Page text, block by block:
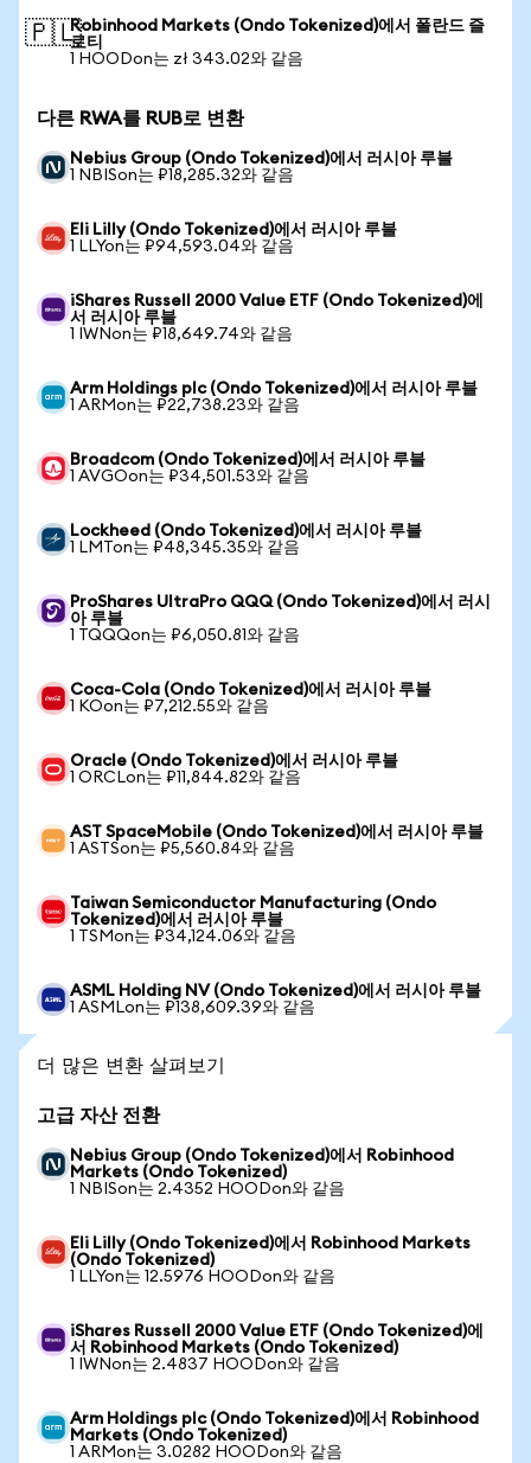
🇵🇱Robinhood Markets (Ondo Tokenized)에서 폴란드 즐
로티
1 HOODon는 zł 343.02와 같음
다른 RWA를 RUB로 변환
Nebius Group (Ondo Tokenized)에서 러시아 루블
1 NBISon는 ₽18,285.32와 같음
Eli Lilly (Ondo Tokenized)에서 러시아 루블
1 LLYon는 ₽94,593.04와 같음
iShares Russell 2000 Value ETF (Ondo Tokenized)에
서 러시아 루블
1 IWNon는 ₽18,649.74와 같음
Arm Holdings plc (Ondo Tokenized)에서 러시아 루블
1 ARMon는 ₽22,738.23와 같음
Broadcom (Ondo Tokenized)에서 러시아 루블
1 AVGOon는 ₽34,501.53와 같음
Lockheed (Ondo Tokenized)에서 러시아 루블
1 LMTon는 ₽48,345.35와 같음
ProShares UltraPro QQQ (Ondo Tokenized)에서 러시
아 루블
1 TQQQon는 ₽6,050.81와 같음
Coca-Cola (Ondo Tokenized)에서 러시아 루블
1 KOon는 ₽7,212.55와 같음
Oracle (Ondo Tokenized)에서 러시아 루블
1 ORCLon는 ₽11,844.82와 같음
AST SpaceMobile (Ondo Tokenized)에서 러시아 루블
1 ASTSon는 ₽5,560.84와 같음
Taiwan Semiconductor Manufacturing (Ondo
Tokenized)에서 러시아 루블
1 TSMon는 ₽34,124.06와 같음
ASML Holding NV (Ondo Tokenized)에서 러시아 루블
1 ASMLon는 ₽138,609.39와 같음
더 많은 변환 살펴보기
고급 자산 전환
Nebius Group (Ondo Tokenized)에서 Robinhood
Markets (Ondo Tokenized)
1 NBISon는 2.4352 HOODon와 같음
Eli Lilly (Ondo Tokenized)에서 Robinhood Markets
(Ondo Tokenized)
1 LLYon는 12.5976 HOODon와 같음
iShares Russell 2000 Value ETF (Ondo Tokenized)에
서 Robinhood Markets (Ondo Tokenized)
1 IWNon는 2.4837 HOODon와 같음
Arm Holdings plc (Ondo Tokenized)에서 Robinhood
Markets (Ondo Tokenized)
1 ARMon는 3.0282 HOODon와 같음